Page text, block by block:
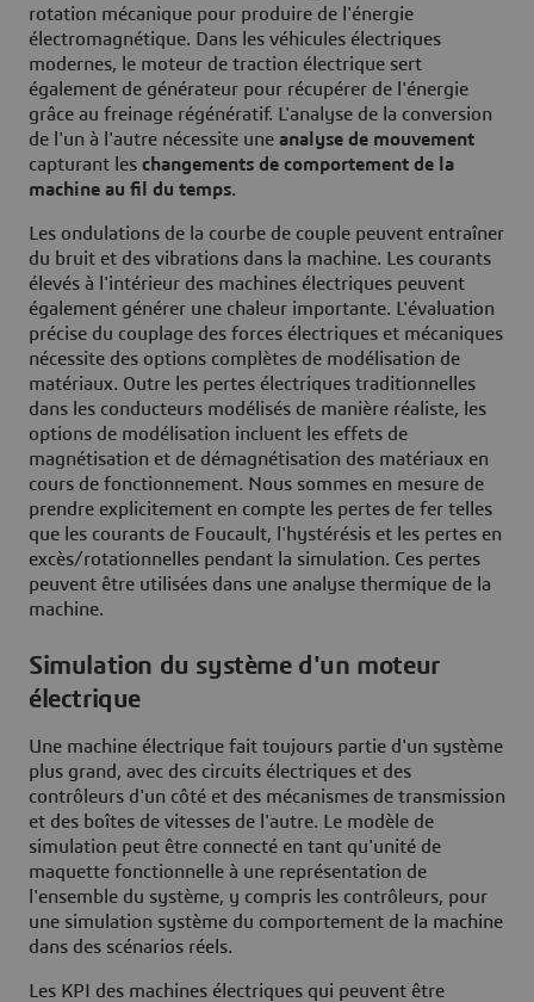
rotation mécanique pour produire de l'énergie
électromagnétique. Dans les véhicules électriques
modernes, le moteur de traction électrique sert
également de générateur pour récupérer de l'énergie
grâce au freinage régénératif. L'analyse de la conversion
de l'un à l'autre nécessite une analyse de mouvement
capturant les changements de comportement de la
machine au fil du temps.
Les ondulations de la courbe de couple peuvent entraîner
du bruit et des vibrations dans la machine. Les courants
élevés à l'intérieur des machines électriques peuvent
également générer une chaleur importante. L'évaluation
précise du couplage des forces électriques et mécaniques
nécessite des options complètes de modélisation de
matériaux. Outre les pertes électriques traditionnelles
dans les conducteurs modélisés de manière réaliste, les
options de modélisation incluent les effets de
magnétisation et de démagnétisation des matériaux en
cours de fonctionnement. Nous sommes en mesure de
prendre explicitement en compte les pertes de fer telles
que les courants de Foucault, l'hystérésis et les pertes en
excès/rotationnelles pendant la simulation. Ces pertes
peuvent être utilisées dans une analyse thermique de la
machine.
Simulation du système d'un moteur
électrique
Une machine électrique fait toujours partie d'un système
plus grand, avec des circuits électriques et des
contrôleurs d'un côté et des mécanismes de transmission
et des boîtes de vitesses de l'autre. Le modèle de
simulation peut être connecté en tant qu'unité de
maquette fonctionnelle à une représentation de
l'ensemble du système, y compris les contrôleurs, pour
une simulation système du comportement de la machine
dans des scénarios réels.
Les KPI des machines électriques qui peuvent être